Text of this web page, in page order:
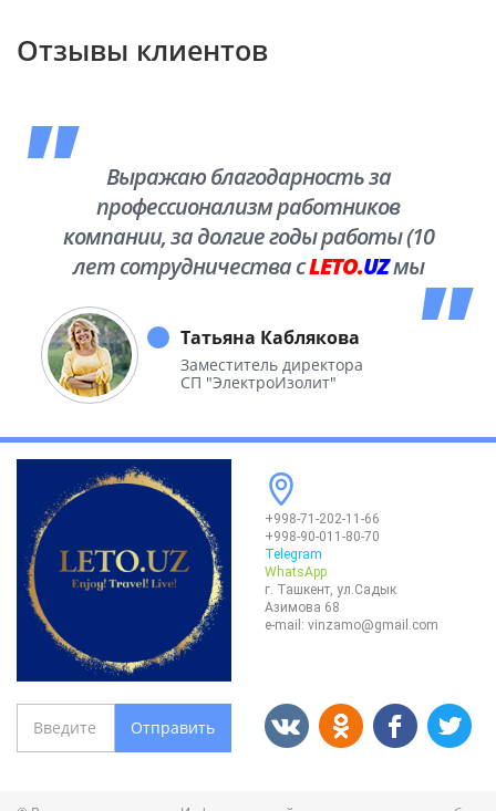
Отзывы клиентов
Выражаю благодарность за
профессионализм работников
компании, за долгие годы работы (10
лет сотрудничества сLETO.UZмы
необъятной Родины.
Татьяна Каблякова
Заместитель директора
СП "ЭлектроИзолит"
+998-71-202-11-66
+998-90-011-80-70
Telegram
WhatsApp
г. Ташкент, ул.Садык
Азимова 68
e-mail: vinzamo@gmail.com
Отправить